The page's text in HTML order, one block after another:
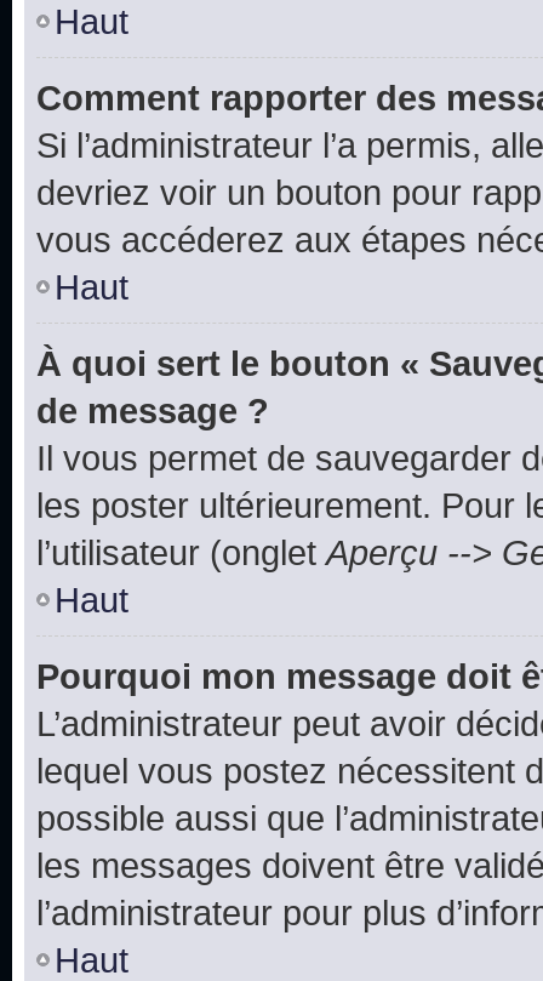
Haut
Comment rapporter des
Si l’administrateur l’a permis,
devriez voir un bouton pour
vous accéderez aux étapes
Haut
À quoi sert le bouton «
de message ?
Il vous permet de sauvegarder
les poster ultérieurement. Pour
l’utilisateur (ongletAperçu -->
Haut
Pourquoi mon message doit
L’administrateur peut avoir
lequel vous postez nécessitent
possible aussi que
les messages doivent être
l’administrateur pour plus
Haut